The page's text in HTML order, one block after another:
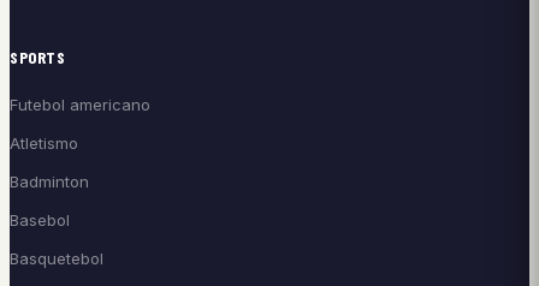
SPORTS
Futebol americano
Atletismo
Badminton
Basebol
Basquetebol